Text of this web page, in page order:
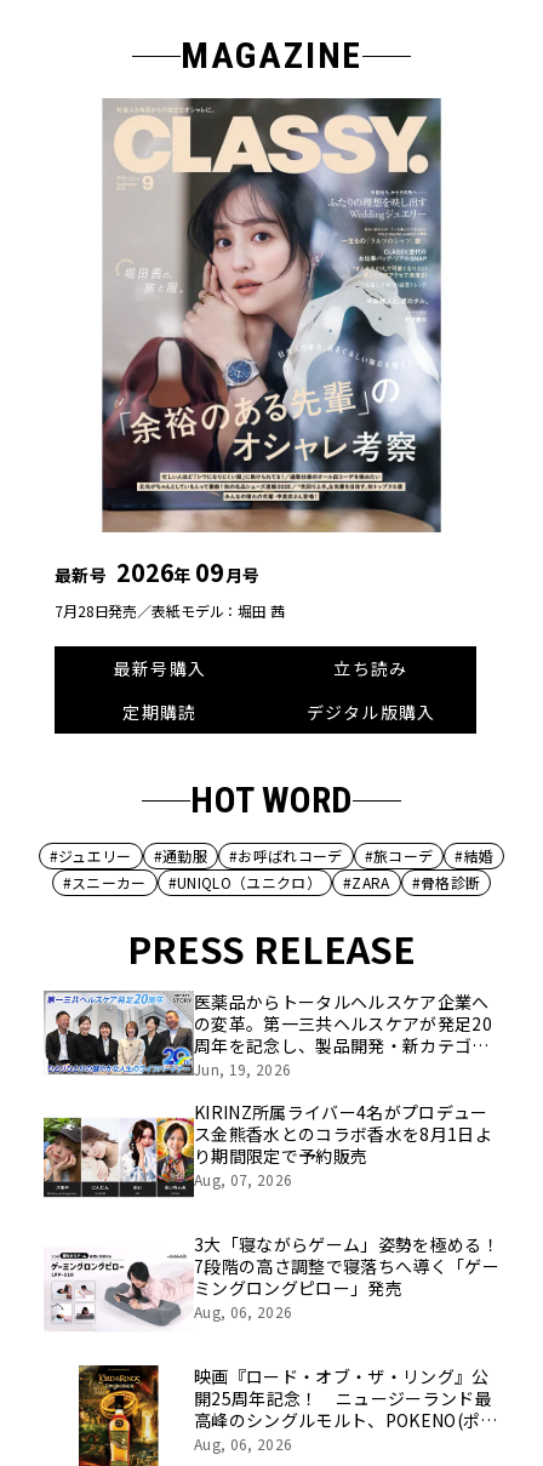
MAGAZINE
最新号 2026年 09月号
7月28日発売／表紙モデル：堀田 茜
最新号購入
立ち読み
定期購読
デジタル版購入
HOT WORD
#ジュエリー #通勤服 #お呼ばれコーデ #旅コーデ
#結婚
#スニーカー
#UNIQLO（ユニクロ） #ZARA #骨格診断
PRESS RELEASE
医薬品からトータルヘルスケア企業へ
の変革。第一三共ヘルスケアが発足20
周年を記念し、製品開発・新カテゴリ
挑戦の舞台や旧社統合時のエピソード
像を公開！
Jun, 19, 2026
KIRINZ所属ライバー4名がプロデュー
ス金熊香水とのコラボ香水を8月1日よ
り期間限定で予約販売
Aug, 07, 2026
3大「寝ながらゲーム」姿勢を極める！
7段階の高さ調整で寝落ちへ導く「ゲー
ミングロングピロー」発売
Aug, 06, 2026
映画『ロード・オブ・ザ・リング』公
開25周年記念！ ニュージーランド最
高峰のシングルモルト、POKENO(ポケ
ノ)より 数量限定ウイスキー「リング
Aug, 06, 2026